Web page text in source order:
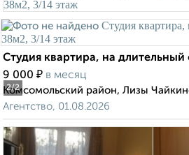
2/2
Студия квартира, на
9 000 ₽ в месяц
Комсомольский район, Лизы
Агентство, 01.08.2026